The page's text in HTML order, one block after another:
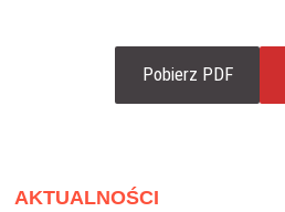
Pobierz PDF
AKTUALNOŚCI